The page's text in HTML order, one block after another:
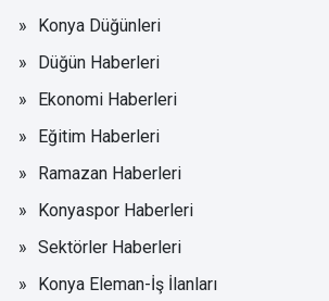
Konya Düğünleri
Düğün Haberleri
Ekonomi Haberleri
Eğitim Haberleri
Ramazan Haberleri
Konyaspor Haberleri
Sektörler Haberleri
Konya Eleman-İş İlanları